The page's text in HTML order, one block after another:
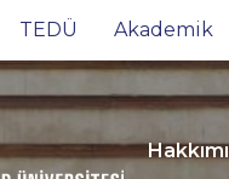
Ana
gezinti
menüsü
TEDÜ Akademik